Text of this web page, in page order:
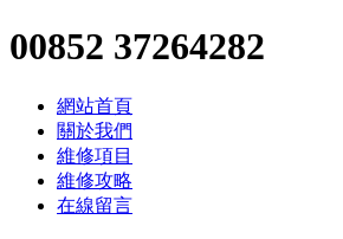
00852 37264282
網站首頁
關於我們
維修項目
維修攻略
在線留言